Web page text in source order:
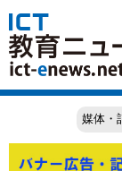
媒体・